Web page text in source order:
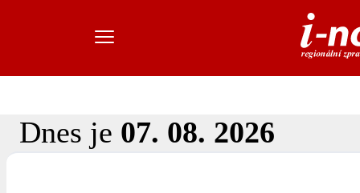
Dnes je 07. 08. 2026